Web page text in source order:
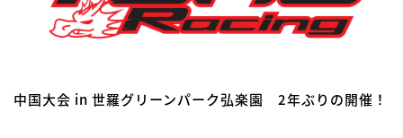
中国大会 in 世羅グリーンパーク弘楽園 2年ぶりの開催！